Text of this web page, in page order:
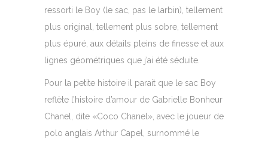
ressorti le Boy (le sac, pas le larbin), tellement
plus original, tellement plus sobre, tellement
plus épuré, aux détails pleins de finesse et aux
lignes géométriques que j’ai été séduite.
Pour la petite histoire il parait que le sac Boy
reflète l’histoire d’amour de Gabrielle Bonheur
Chanel, dite «Coco Chanel», avec le joueur de
polo anglais Arthur Capel, surnommé le